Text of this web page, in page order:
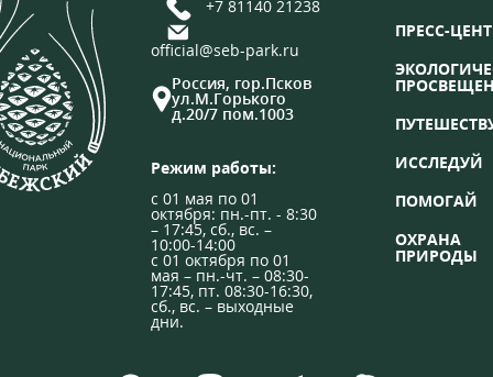
+7 81140 21238
official@seb-park.ru
Россия, гор.Псков
ул.М.Горького
д.20/7 пом.1003
Режим работы:
с 01 мая по 01
октября: пн.-пт. - 8:30
– 17:45, сб., вс. –
10:00-14:00
с 01 октября по 01
мая – пн.-чт. – 08:30-
17:45, пт. 08:30-16:30,
сб., вс. – выходные
дни.
ПРЕСС-
ИССЛЕДУЙ
ПОМОГАЙ
ОХРАНА
ПРИРОДЫ